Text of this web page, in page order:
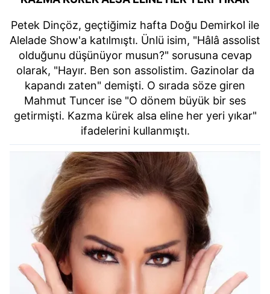
Petek Dinçöz, geçtiğimiz hafta Doğu Demirkol ile
Alelade Show'a katılmıştı. Ünlü isim, "Hâlâ assolist
olduğunu düşünüyor musun?" sorusuna cevap
olarak, "Hayır. Ben son assolistim. Gazinolar da
kapandı zaten" demişti. O sırada söze giren
Mahmut Tuncer ise "O dönem büyük bir ses
getirmişti. Kazma kürek alsa eline her yeri yıkar"
ifadelerini kullanmıştı.